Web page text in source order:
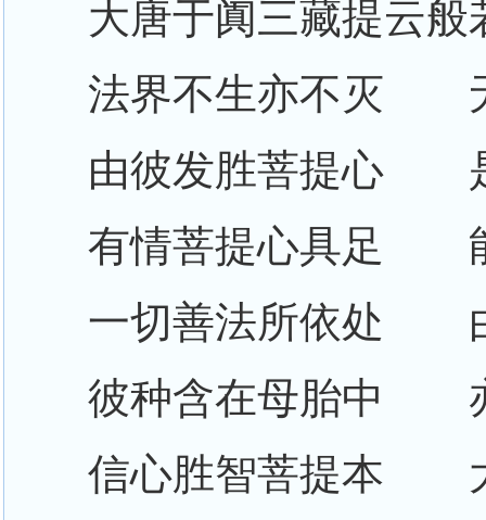
大唐于阗三藏提云般
法界不生亦不灭
由彼发胜菩提心
有情菩提心具足
一切善法所依处
彼种含在母胎中
信心胜智菩提本